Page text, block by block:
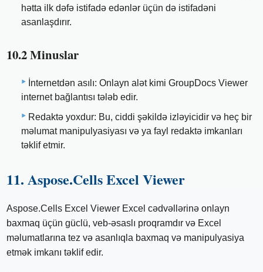
hətta ilk dəfə istifadə edənlər üçün də istifadəni
asanlaşdırır.
10.2 Minuslar
İnternetdən asılı: Onlayn alət kimi GroupDocs Viewer
internet bağlantısı tələb edir.
Redaktə yoxdur: Bu, ciddi şəkildə izləyicidir və heç bir
məlumat manipulyasiyası və ya fayl redaktə imkanları
təklif etmir.
11. Aspose.Cells Excel Viewer
Aspose.Cells Excel Viewer Excel cədvəllərinə onlayn
baxmaq üçün güclü, veb-əsaslı proqramdır və Excel
məlumatlarına tez və asanlıqla baxmaq və manipulyasiya
etmək imkanı təklif edir.